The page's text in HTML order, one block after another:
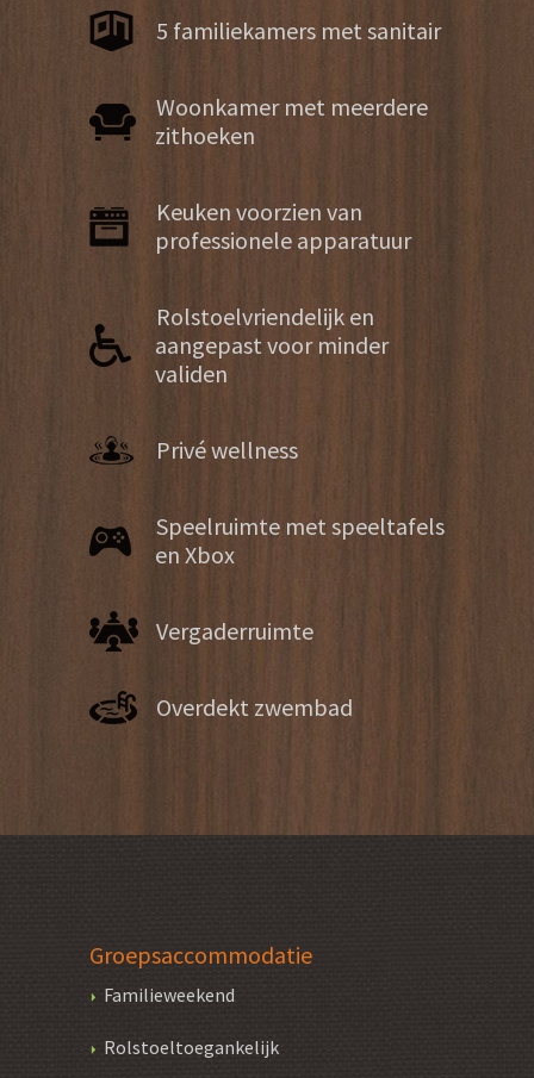
5 familiekamers met sanitair
Woonkamer met meerdere
zithoeken
Keuken voorzien van
professionele apparatuur
Rolstoelvriendelijk en
aangepast voor minder
validen
Privé wellness
Speelruimte met speeltafels
en Xbox
Vergaderruimte
Overdekt zwembad
Groepsaccommodatie
Familieweekend
Rolstoeltoegankelijk